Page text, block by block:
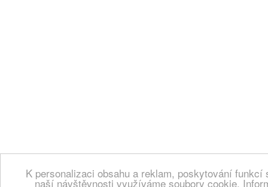
K personalizaci obsahu a reklam, poskytování
naší návštěvnosti využíváme soubory cookie.